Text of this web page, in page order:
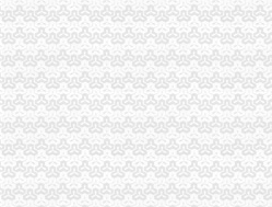
买资产并募集配套资金暨重大资产重
-[中财网]
公司关于公司重大资--新闻频道-大
暨关联交易预案-[中财网]
及发行股份购买资产暨关联交易报告
暨关联交易预案-[中财网]
学管理制度详解,家长们必读！-